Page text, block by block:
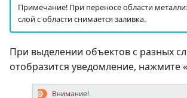
Примечание! При переносе области
слой с области снимается заливка.
При выделении объектов с разных
отобразится уведомление, нажмите